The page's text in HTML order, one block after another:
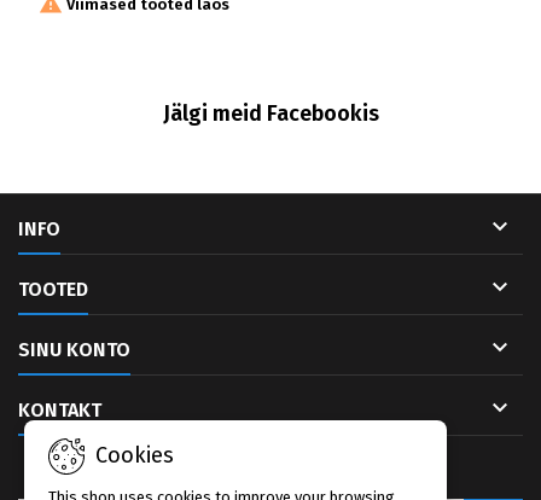
Viimased tooted laos
Jälgi meid Facebookis
INFO 
TOOTED 
SINU KONTO 
KONTAKT 
Cookies